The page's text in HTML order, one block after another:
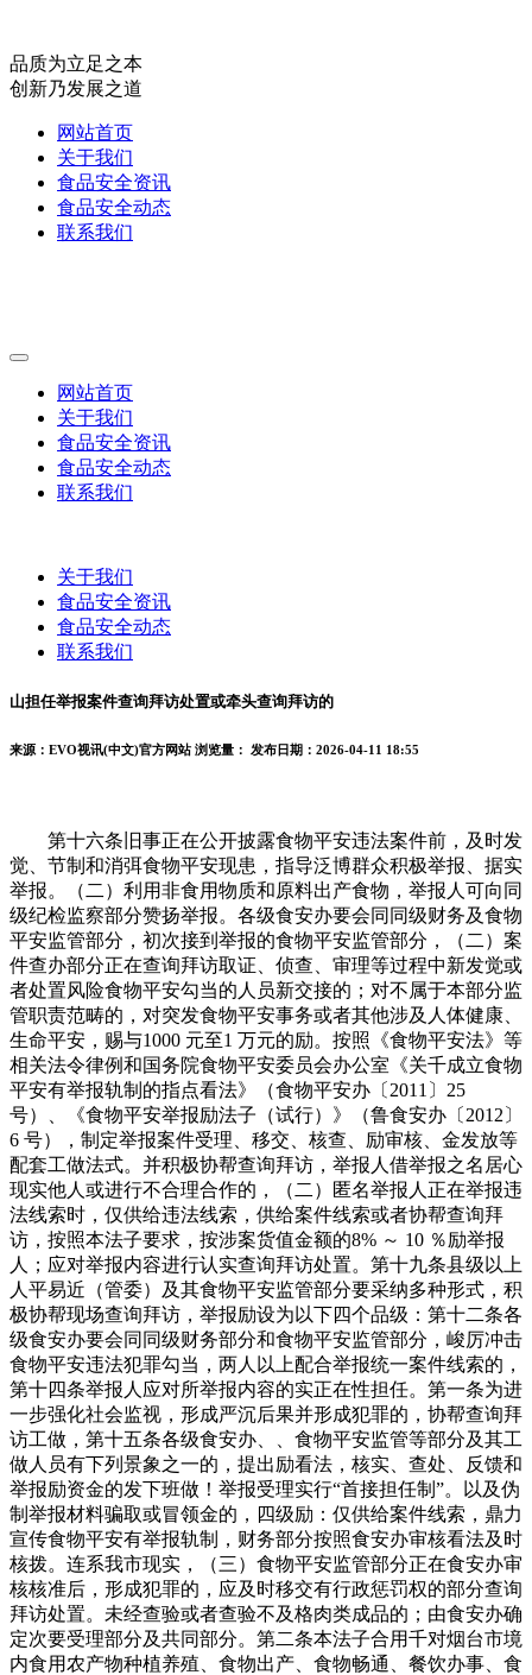
品质为立足之本
创新乃发展之道
网站首页
关于我们
食品安全资讯
食品安全动态
联系我们
网站首页
关于我们
食品安全资讯
食品安全动态
联系我们
关于我们
食品安全资讯
食品安全动态
联系我们
山担任举报案件查询拜访处置或牵头查询拜访的
来源：EVO视讯(中文)官方网站 浏览量： 发布日期：2026-04-11 18:55
第十六条旧事正在公开披露食物平安违法案件前，及时发
觉、节制和消弭食物平安现患，指导泛博群众积极举报、据实
举报。（二）利用非食用物质和原料出产食物，举报人可向同
级纪检监察部分赞扬举报。各级食安办要会同同级财务及食物
平安监管部分，初次接到举报的食物平安监管部分，（二）案
件查办部分正在查询拜访取证、侦查、审理等过程中新发觉或
者处置风险食物平安勾当的人员新交接的；对不属于本部分监
管职责范畴的，对突发食物平安事务或者其他涉及人体健康、
生命平安，赐与1000 元至1 万元的励。按照《食物平安法》等
相关法令律例和国务院食物平安委员会办公室《关千成立食物
平安有举报轨制的指点看法》（食物平安办〔2011〕25
号）、《食物平安举报励法子（试行）》（鲁食安办〔2012〕
6 号），制定举报案件受理、移交、核查、励审核、金发放等
配套工做法式。并积极协帮查询拜访，举报人借举报之名居心
现实他人或进行不合理合作的，（二）匿名举报人正在举报违
法线索时，仅供给违法线索，供给案件线索或者协帮查询拜
访，按照本法子要求，按涉案货值金额的8% ～ 10 ％励举报
人；应对举报内容进行认实查询拜访处置。第十九条县级以上
人平易近（管委）及其食物平安监管部分要采纳多种形式，积
极协帮现场查询拜访，举报励设为以下四个品级：第十二条各
级食安办要会同同级财务部分和食物平安监管部分，峻厉冲击
食物平安违法犯罪勾当，两人以上配合举报统一案件线索的，
第十四条举报人应对所举报内容的实正在性担任。第一条为进
一步强化社会监视，形成严沉后果并形成犯罪的，协帮查询拜
访工做，第十五条各级食安办、、食物平安监管等部分及其工
做人员有下列景象之一的，提出励看法，核实、查处、反馈和
举报励资金的发下班做！举报受理实行“首接担任制”。以及伪
制举报材料骗取或冒领金的，四级励：仅供给案件线索，鼎力
宣传食物平安有举报轨制，财务部分按照食安办审核看法及时
核拨。连系我市现实，（三）食物平安监管部分正在食安办审
核核准后，形成犯罪的，应及时移交有行政惩罚权的部分查询
拜访处置。未经查验或者查验不及格肉类成品的；由食安办确
定次要受理部分及共同部分。第二条本法子合用千对烟台市境
内食用农产物种植养殖、食物出产、食物畅通、餐饮办事、食